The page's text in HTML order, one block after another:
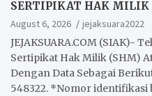
SERTIPIKAT HAK MILIK
August 6, 2026
jejaksuara2022
JEJAKSUARA.COM (SIAK)-
Sertipikat Hak Milik (SHM)
Dengan Data Sebagai
548322. *Nomor identifikasi